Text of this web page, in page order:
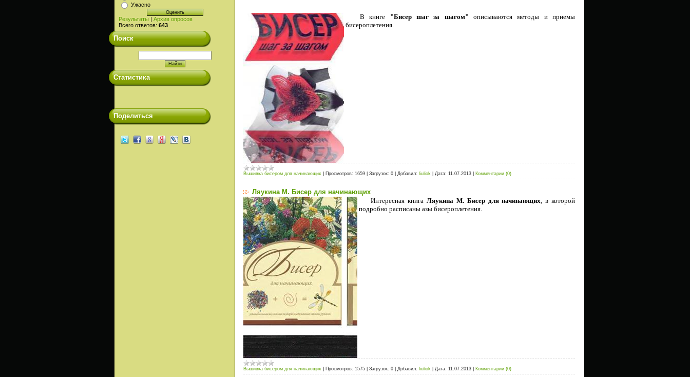
Ужасно
Результаты | Архив опросов
Всего ответов: 643
Поиск
Статистика
Поделиться
В книге "Бисер шаг за шагом"
описываются методы и приемы
бисероплетения.
Вышивка бисером для начинающих Просмотров: 1659 Загрузок: 0 Добавил: liuliok Дата: 11.07.2013 Комментарии (0)
Ляукина М. Бисер для начинающих
Интересная книгаЛяукина М. Бисер для начинающих, в которой
подробно расписаны азы бисероплетения.
Вышивка бисером для начинающих Просмотров: 1575 Загрузок: 0 Добавил: liuliok Дата: 11.07.2013 Комментарии (0)